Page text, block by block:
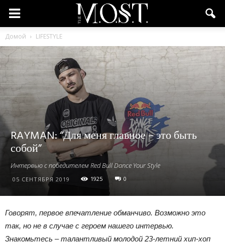
Домой LIFESTYLE
RAYMAN: “Для меня главное – это быть
собой”
Интервью с победителем Red Bull Dance Your Style
05 СЕНТЯБРЯ 2019 1925 0
Говорят, первое впечатление обманчиво. Возможно это
так, но не в случае с героем нашего интервью.
Знакомьтесь – талантливый молодой 23-летний хип-хоп